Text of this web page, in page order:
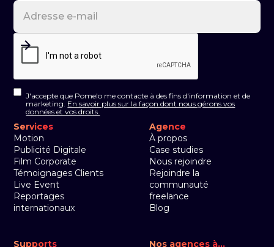
J'accepte que Pomelo me contacte à des fins d'information et de
marketing. En savoir plus sur la façon dont nous gérons vos
données et vos droits.
Services
Motion
Publicité Digitale
Film Corporate
Témoignages Clients
Live Event
Reportages
internationaux
Agence
À propos
Case studies
Nous rejoindre
Rejoindre la
communauté
freelance
Blog
Supports
Nos agences à...